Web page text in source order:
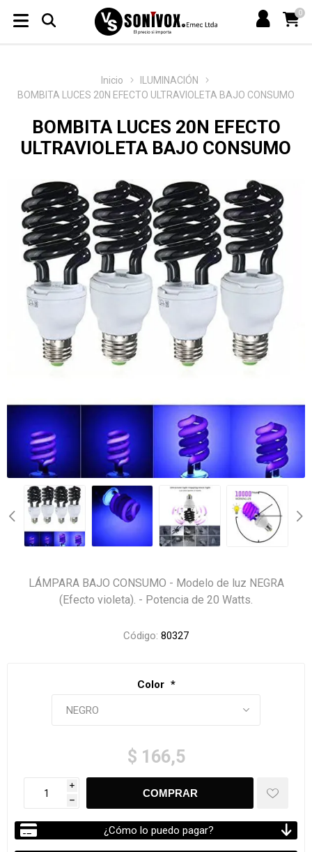
0
Inicio
ILUMINACIÓN
BOMBITA LUCES 20N EFECTO ULTRAVIOLETA BAJO CONSUMO
BOMBITA LUCES 20N EFECTO
ULTRAVIOLETA BAJO CONSUMO
LÁMPARA BAJO CONSUMO - Modelo de luz NEGRA
(Efecto violeta). - Potencia de 20 Watts.
Código: 80327
Color *
$ 166,5
i
h
¿Cómo lo puedo pagar?